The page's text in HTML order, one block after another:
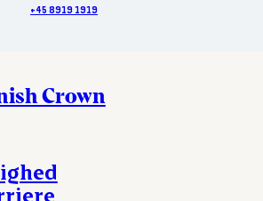
+45 8919 1919
Crown